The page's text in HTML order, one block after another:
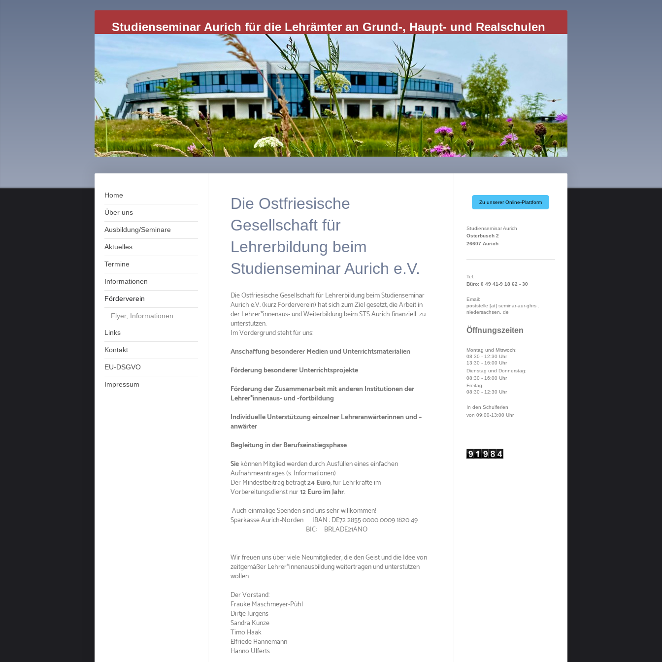
Studienseminar Aurich für die Lehrämter an Grund-, Haupt- und Realschulen
Home
Über uns
Ausbildung/Seminare
Aktuelles
Termine
Informationen
Förderverein
Flyer, Informationen
Links
Kontakt
EU-DSGVO
Impressum
Die Ostfriesische
Gesellschaft für
Lehrerbildung beim
Studienseminar Aurich e.V.
Die Ostfriesische Gesellschaft für Lehrerbildung beim Studienseminar
Aurich e.V. (kurz Förderverein) hat sich zum Ziel gesetzt, die Arbeit in
der Lehrer*innenaus- und Weiterbildung beim STS Aurich finanziell zu
unterstützen.
Im Vordergrund steht für uns:
Anschaffung besonderer Medien und Unterrichtsmaterialien
Förderung besonderer Unterrichtsprojekte
Förderung der Zusammenarbeit mit anderen Institutionen der
Lehrer*innenaus- und -fortbildung
Individuelle Unterstützung einzelner Lehreranwärterinnen und –
anwärter
Begleitung in der Berufseinstiegsphase
Siekönnen Mitglied werden durch Ausfüllen eines einfachen
Aufnahmeantrages (s. Informationen)
Der Mindestbeitrag beträgt24 Euro, für Lehrkräfte im
Vorbereitungsdienst nur12 Euro im Jahr.
Auch einmalige Spenden sind uns sehr willkommen!
Sparkasse Aurich-Norden IBAN : DE72 2855 0000 0009 1820 49
BIC: BRLADE21ANO
Wir freuen uns über viele Neumitglieder, die den Geist und die Idee von
zeitgemäßer Lehrer*innenausbildung weitertragen und unterstützen
wollen.
Der Vorstand:
Frauke Maschmeyer-Pühl
Dirtje Jürgens
Sandra Kunze
Timo Haak
Elfriede Hannemann
Hanno Ulferts
Zu unserer Online-Plattform
Studienseminar Aurich
Osterbusch 2
26607 Aurich
Tel.:
Büro: 0 49 41-9 18 62 - 30
Email:
poststelle [at] seminar-aur-ghrs .
niedersachsen. de
Öffnungszeiten
Montag und Mittwoch:
08:30 - 12:30 Uhr
13:30 - 16:00 Uhr
Dienstag und Donnerstag:
08:30 - 16:00 Uhr
Freitag:
08:30 - 12:30 Uhr
In den Schulferien
von 09:00-13:00 Uhr